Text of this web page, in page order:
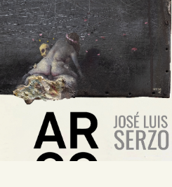
Obra
Biografía
Noticias
Contacto